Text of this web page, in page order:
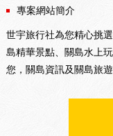
專案網站簡介
世宇旅行社為您精心挑
島精華景點、關島水上
您，關島資訊及關島旅